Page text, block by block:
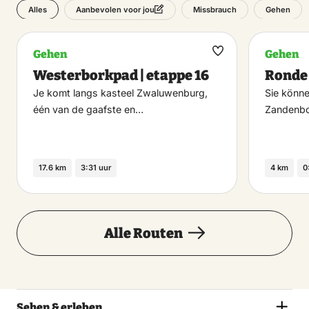
Alles Aanbevolen voor jou Missbrauch Gehen
Gehen
Westerborkpad | etappe 16
Je komt langs kasteel Zwaluwenburg,
één van de gaafste en…
17.6 km 3:31 uur
Maak
Gehen
Sie
4 km
Alle Routen
Donnerstag
10:00 – 17:00
Freitag
Samstag
10:00 – 17:00
27 September 2026